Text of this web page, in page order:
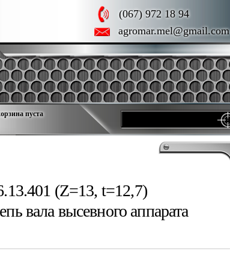
(067) 972 18 94
agromar.mel@gmail.com
пуста
(Z=13, t=12,7)
вала высевного аппарата